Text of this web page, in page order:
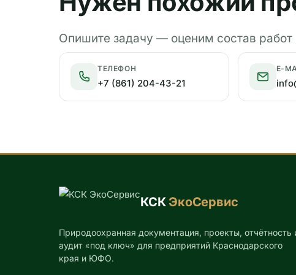
Опишите задачу — оценим состав работ
ТЕЛЕФОН
+7 (861) 204-43-21
E-
КСК ЭкоСервис
Природоохранная документация, проекты, отчётность
аудит «под ключ» для предприятий Краснодарского
края и ЮФО.